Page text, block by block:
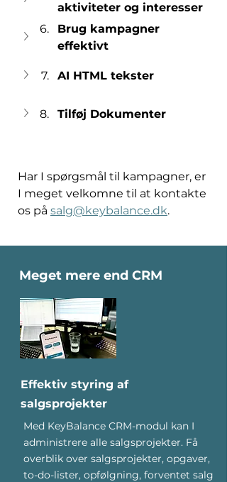
aktiviteter og interesser
Brug kampagner
effektivt
AI HTML tekster
Tilføj Dokumenter
Har I spørgsmål til kampagner, er
I meget velkomne til at kontakte
os på salg@keybalance.dk.
Meget mere end CRM
Effektiv styring af
salgsprojekter
Med KeyBalance CRM-modul kan I
administrere alle salgsprojekter. Få
overblik over salgsprojekter, opgaver,
to-do-lister, opfølgning, forventet salg